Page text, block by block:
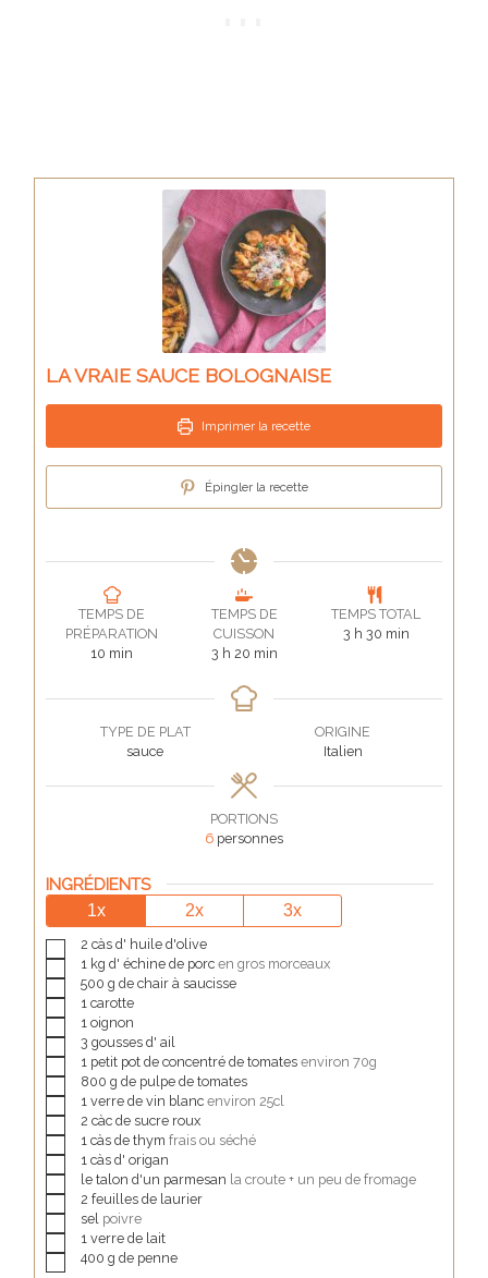
LA VRAIE SAUCE BOLOGNAISE
Imprimer la recette
Épingler la recette
TEMPS DE
PRÉPARATION
10 minutes
min
TEMPS DE
CUISSON
3heures
h 20minutes
min
TEMPS TOTAL
3heures
h 30minutes
min
TYPE DE PLAT
sauce
ORIGINE
Italien
PORTIONS
6 personnes
INGRÉDIENTS
1x 2x 3x
▢
2 càs d' huile d'olive
▢1 kg d' échine de porc en gros morceaux
▢
500 g de chair à saucisse
▢1 carotte
▢1 oignon
▢
3 gousses d' ail
▢1 petit pot deconcentré de tomates environ 70g
▢800 g de pulpe de tomates
▢1 verre devin blanc environ 25cl
▢
2 càc de sucre roux
▢1 càs de thym frais ou séché
▢1 càs d' origan
▢le talon d'un parmesan la croute + un peu de fromage
▢
2 feuilles de laurier
▢
sel poivre
▢1 verre de lait
▢
400 g de penne